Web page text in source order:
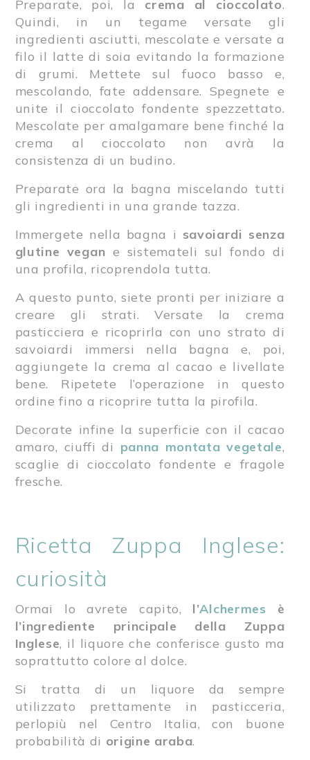
Preparate, poi, la crema al cioccolato.
Quindi, in un tegame versate gli
ingredienti asciutti, mescolate e versate a
filo il latte di soia evitando la formazione
di grumi. Mettete sul fuoco basso e,
mescolando, fate addensare. Spegnete e
unite il cioccolato fondente spezzettato.
Mescolate per amalgamare bene finché la
crema al cioccolato non avrà la
consistenza di un budino.
Preparate ora la bagna miscelando tutti
gli ingredienti in una grande tazza.
Immergete nella bagna i savoiardi senza
glutine vegan e sistemateli sul fondo di
una profila, ricoprendola tutta.
A questo punto, siete pronti per iniziare a
creare gli strati. Versate la crema
pasticciera e ricoprirla con uno strato di
savoiardi immersi nella bagna e, poi,
aggiungete la crema al cacao e livellate
bene. Ripetete l’operazione in questo
ordine fino a ricoprire tutta la pirofila.
Decorate infine la superficie con il cacao
amaro, ciuffi di panna montata vegetale,
scaglie di cioccolato fondente e fragole
fresche.
Ricetta Zuppa Inglese:
curiosità
Ormai lo avrete capito, l’Alchermes è
l’ingrediente principale della Zuppa
Inglese, il liquore che conferisce gusto ma
soprattutto colore al dolce.
Si tratta di un liquore da sempre
utilizzato prettamente in pasticceria,
perlopiù nel Centro Italia, con buone
probabilità di origine araba.